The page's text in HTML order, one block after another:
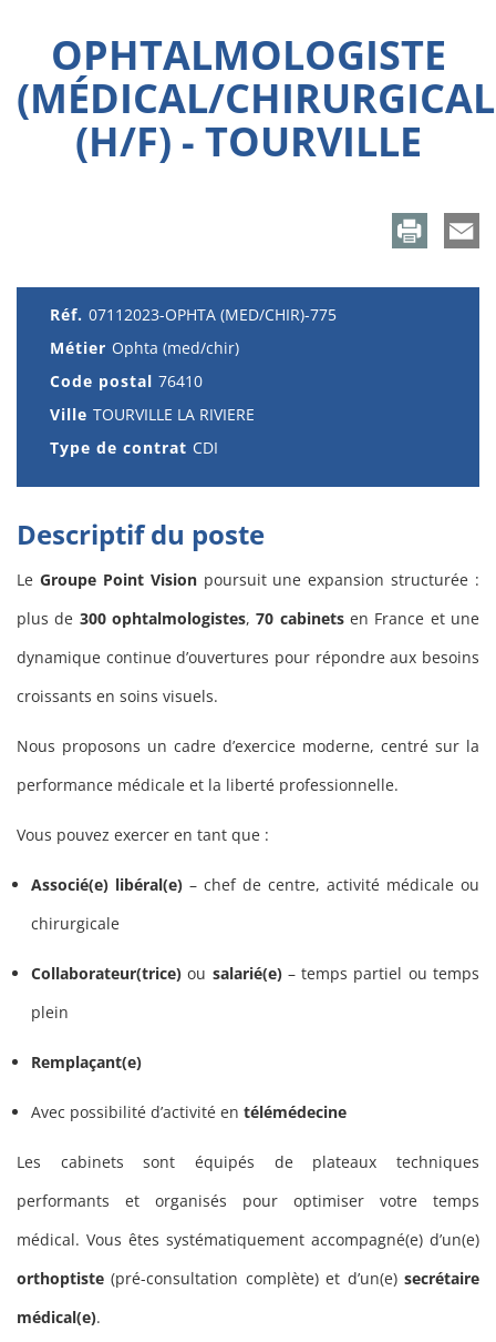
OPHTALMOLOGISTE
(MÉDICAL/
(H/F) - TOURVILLE
Réf. 07112023-OPHTA (MED/CHIR)-775
Métier Ophta (med/chir)
Code postal 76410
Ville TOURVILLE LA RIVIERE
Type de contrat CDI
Descriptif du poste
Le Groupe Point Visionpoursuit une expansion structurée :
plus de 300 ophtalmologistes,70 cabinetsen France et une
dynamique continue d’ouvertures pour répondre aux besoins
croissants en soins visuels.
Nous proposons un cadre d’exercice moderne, centré sur la
performance médicale et la liberté professionnelle.
Vous pouvez exercer en tant que :
Associé(e) libéral(e) – chef de centre, activité médicale ou
chirurgicale
Collaborateur(trice) ou salarié(e)– temps partiel ou temps
plein
Remplaçant(e)
Avec possibilité d’activité en télémédecine
Les cabinets sont équipés de plateaux techniques
performants et organisés pour optimiser votre temps
médical. Vous êtes systématiquement accompagné(e) d’un(e)
orthoptiste (pré-consultation complète) et d’un(e) secrétaire
médical(e).